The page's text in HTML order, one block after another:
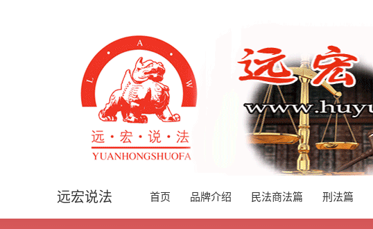
远宏说法 首页 品牌介绍 民法商法篇 刑法篇